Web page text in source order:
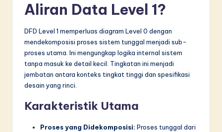
Aliran Data Level 1?
DFD Level 1 memperluas diagram Level 0 dengan
mendekomposisi proses sistem tunggal menjadi sub-
proses utama. Ini mengungkap logika internal sistem
tanpa masuk ke detail kecil. Tingkatan ini menjadi
jembatan antara konteks tingkat tinggi dan spesifikasi
desain yang rinci.
Karakteristik Utama
Proses yang Didekomposisi: Proses tunggal dari